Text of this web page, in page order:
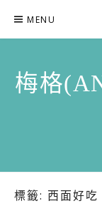
content
MENU
梅格
標籤: 西面好吃